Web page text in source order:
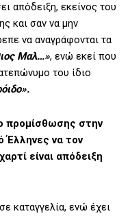
απόδειξη, εκείνος του
και σαν να μην
να αναγράφονται τα
Μαλ…», ενώ εκεί που
του ίδιο
προμίσθωσης στην
να τον
είναι απόδειξη
καταγγελία, ενώ έχει